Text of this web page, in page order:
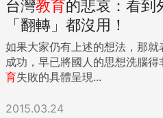
台灣教育的悲哀：看到
「翻轉」都沒用！
如果大家仍有上述的想法，那就
成功，早已將國人的思想洗腦
育失敗的具體呈現...
2015.03.24